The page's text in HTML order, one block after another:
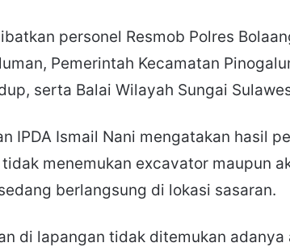
personel Resmob Polres
Pemerintah Kecamatan
serta Balai Wilayah Sungai
IPDA Ismail Nani mengatakan hasil
menemukan excavator maupun
berlangsung di lokasi sasaran.
di lapangan tidak ditemukan